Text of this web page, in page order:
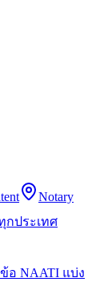
Notary
กประเทศ
อ NAATI แบ่ง